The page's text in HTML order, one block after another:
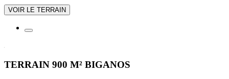
VOIR LE TERRAIN
TERRAIN 900 M² BIGANOS